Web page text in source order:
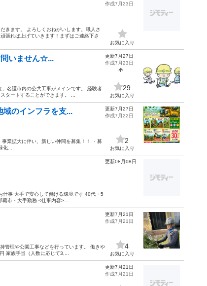
きます。 よろしくおねがいします。職人さ
張れば上げていきます！まずはご連絡下さ
作成7月23日
お気に入り
いません☆...
名護市内の公共工事がメインです。 経験者
タートすることができます。 ...
更新7月27日
作成7月23日
29
お気に入り
域のインフラを支...
業拡大に伴い、新しい仲間を募集！！ ・募
...
更新7月27日
作成7月22日
2
お気に入り
仕事 大手で安心して働ける環境です 40代・5
市・大手勤務 <仕事内容>...
更新08月08日
管理や公園工事などを行っています。 働きや
家族手当（人数に応じて3,...
更新7月21日
作成7月21日
4
お気に入り
更新7月21日
作成7月21日